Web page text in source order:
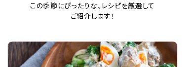
この季節にぴったりな、レシピを厳選して
ご紹介します！